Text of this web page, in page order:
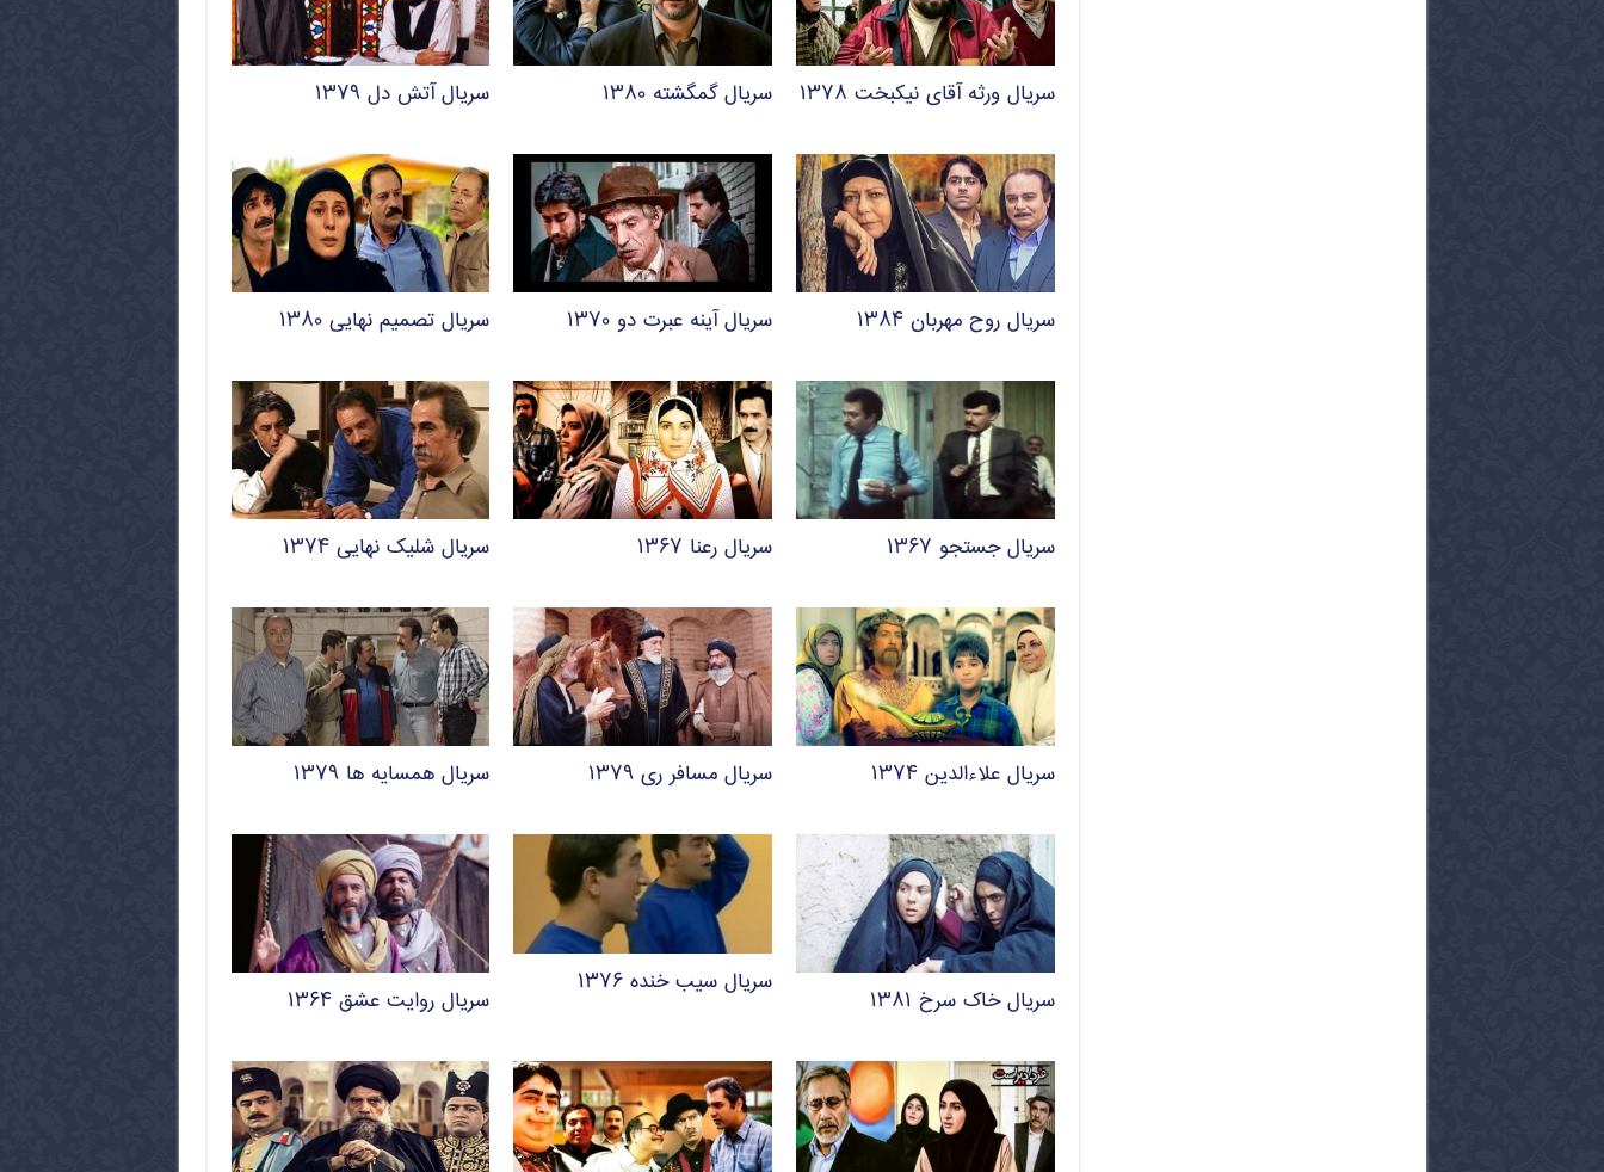
سریال ورثه آقای نیکبخت ۱۳۷۸ سریال گمگشته ۱۳۸۰ سریال آتش دل ۱۳۷۹
سریال روح مهربان ۱۳۸۴ سریال آینه عبرت دو ۱۳۷۰ سریال تصمیم نهایی ۱۳۸۰
سریال جستجو ۱۳۶۷ سریال رعنا ۱۳۶۷ سریال شلیک نهایی ۱۳۷۴
سریال علاءالدین ۱۳۷۴ سریال مسافر ری ۱۳۷۹ سریال همسایه ها ۱۳۷۹
سریال خاک سرخ ۱۳۸۱
سریال سیب خنده ۱۳۷۶
سریال روایت عشق ۱۳۶۴